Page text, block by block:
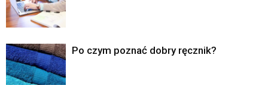
Po czym poznać dobry ręcznik?